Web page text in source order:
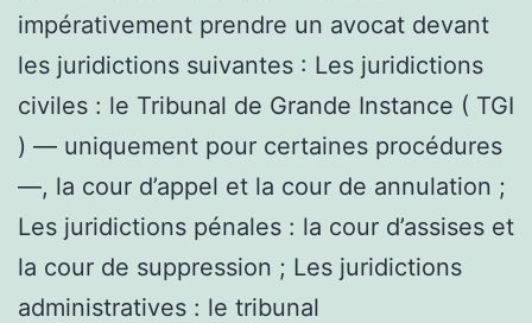
impérativement prendre un avocat devant
les juridictions suivantes : Les juridictions
civiles : le Tribunal de Grande Instance ( TGI
) — uniquement pour certaines procédures
—, la cour d’appel et la cour de annulation ;
Les juridictions pénales : la cour d’assises et
la cour de suppression ; Les juridictions
administratives : le tribunal